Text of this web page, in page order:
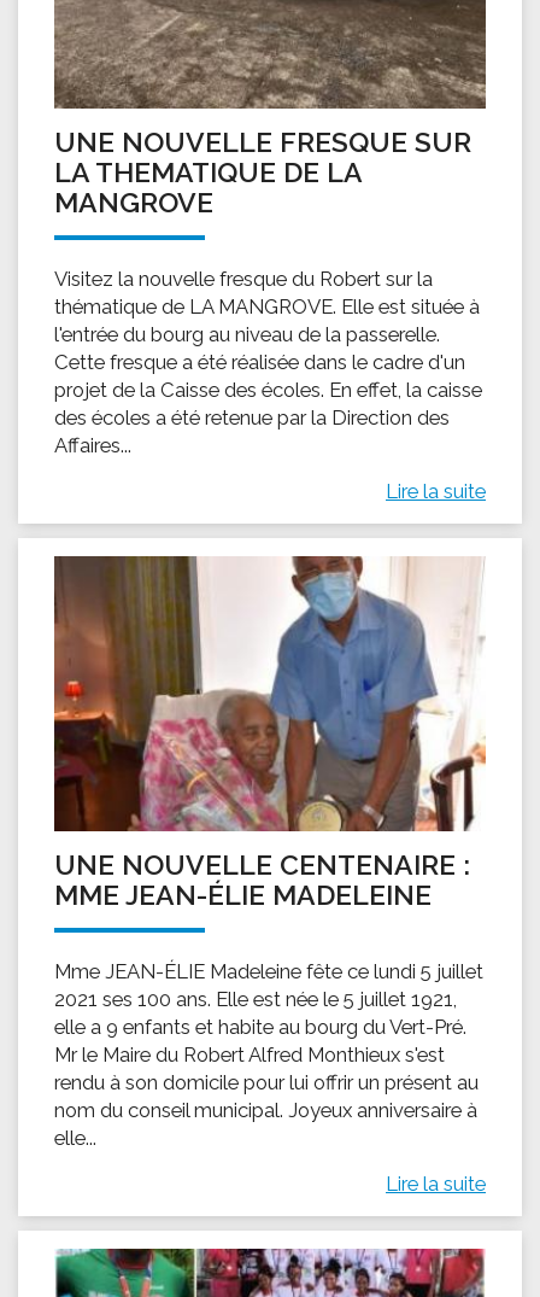
UNE NOUVELLE FRESQUE SUR
LA THEMATIQUE DE LA
MANGROVE
Visitez la nouvelle fresque du Robert sur la
thématique de LA MANGROVE. Elle est située à
l'entrée du bourg au niveau de la passerelle.
Cette fresque a été réalisée dans le cadre d'un
projet de la Caisse des écoles. En effet, la caisse
des écoles a été retenue par la Direction des
Affaires...
Lire la suite
UNE NOUVELLE CENTENAIRE :
MME JEAN-ÉLIE MADELEINE
Mme JEAN-ÉLIE Madeleine fête ce lundi 5 juillet
2021 ses 100 ans. Elle est née le 5 juillet 1921,
elle a 9 enfants et habite au bourg du Vert-Pré.
Mr le Maire du Robert Alfred Monthieux s'est
rendu à son domicile pour lui offrir un présent au
nom du conseil municipal. Joyeux anniversaire à
elle...
Lire la suite